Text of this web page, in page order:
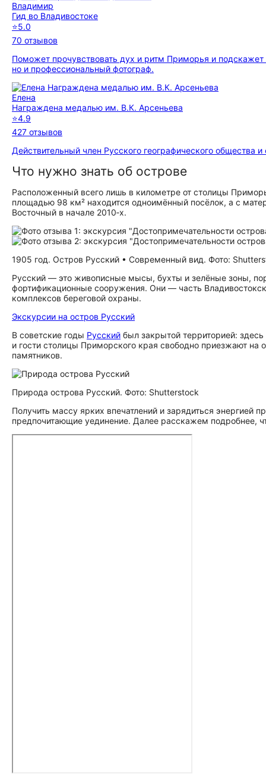
Владимир
Гид во Владивостоке
⭐5.0
70 отзывов
Поможет прочувствовать дух и ритм Приморья и
но и профессиональный фотограф.
Елена
Награждена медалью им. В.К. Арсеньева
⭐4.9
427 отзывов
Действительный член Русского географического общества
Что нужно знать об острове
Расположенный всего лишь в километре от столицы
площадью 98 км² находится одноимённый посёлок, а с
Восточный в начале 2010‑х.
1905 год. Остров Русский • Современный вид. Фото:
Русский — это живописные мысы, бухты и зелёные зоны,
фортификационные сооружения. Они — часть
комплексов береговой охраны.
Экскурсии на остров Русский
В советские годы Русский был закрытой территорией:
и гости столицы Приморского края свободно приезжают
памятников.
Природа острова Русский. Фото: Shutterstock
Получить массу ярких впечатлений и зарядиться энергией
предпочитающие уединение. Далее расскажем подробнее,